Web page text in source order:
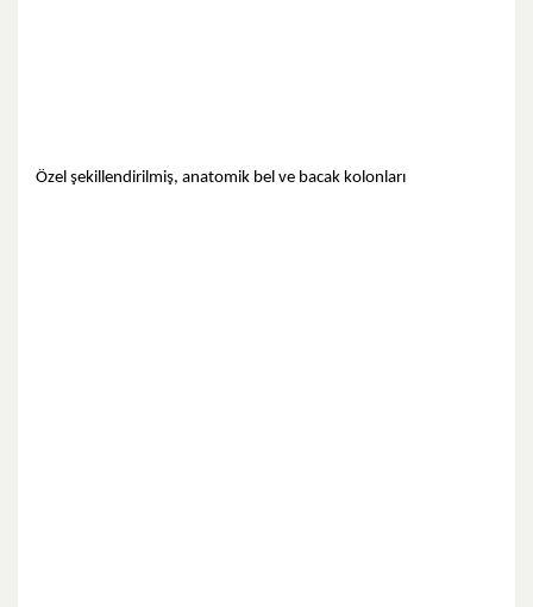
Özel şekillendirilmiş, anatomik bel ve bacak kolonları